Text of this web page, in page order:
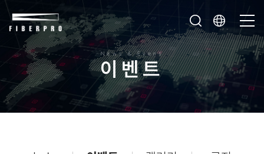
News & Event
이벤트